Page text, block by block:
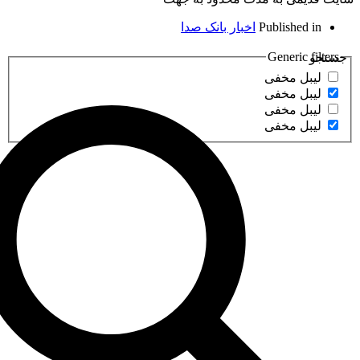
اخبار بانک صدا
مخفی
مخفی
مخفی
مخفی